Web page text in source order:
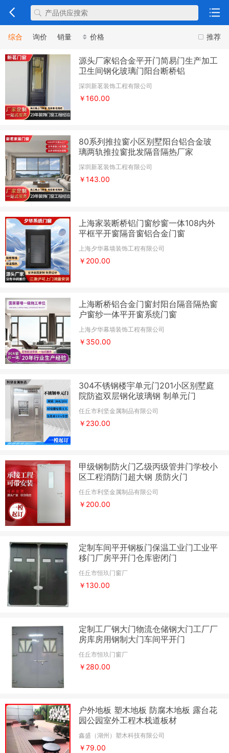
推荐
综合 询价 销量 价格
源头厂家铝合金平开门简易门生产加工
卫生间钢化玻璃门阳台断桥铝
深圳新茗装饰工程有限公司
￥160.00
80系列推拉窗小区别墅阳台铝合金玻
璃两轨推拉窗批发隔音隔热厂家
深圳新茗装饰工程有限公司
￥143.00
上海家装断桥铝门窗纱窗一体108内外
平框平开窗隔音窗铝合金门窗
上海夕华幕墙装饰工程有限公司
￥200.00
上海断桥铝合金门窗封阳台隔音隔热窗
户窗纱一体平开窗系统门窗
上海夕华幕墙装饰工程有限公司
￥350.00
304不锈钢楼宇单元门201小区别墅庭
院防盗双层钢化玻璃钢 制单元门
任丘市利坚金属制品有限公司
￥230.00
甲级钢制防火门乙级丙级管井门学校小
区工程消防门超大钢 质防火门
任丘市利坚金属制品有限公司
￥200.00
定制车间平开钢板门保温工业门工业平
移门厂房平开门仓库密闭门
任丘市恒玖门窗厂
￥130.00
定制工厂钢大门物流仓储钢大门工厂厂
房库房用钢制大门车间平开门
任丘市恒玖门窗厂
￥280.00
户外地板 塑木地板 防腐木地板 露台花
园公园室外工程木栈道板材
鑫盛（湖州）塑木科技有限公司
￥79.00